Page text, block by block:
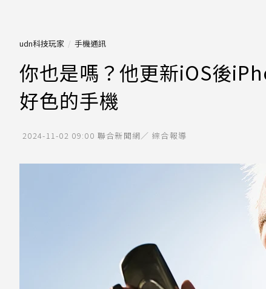
udn科技玩家 手機通訊
你也是嗎？他更新iOS後
好色的手機
2024-11-02 09:00 聯合新聞網／ 綜合報導